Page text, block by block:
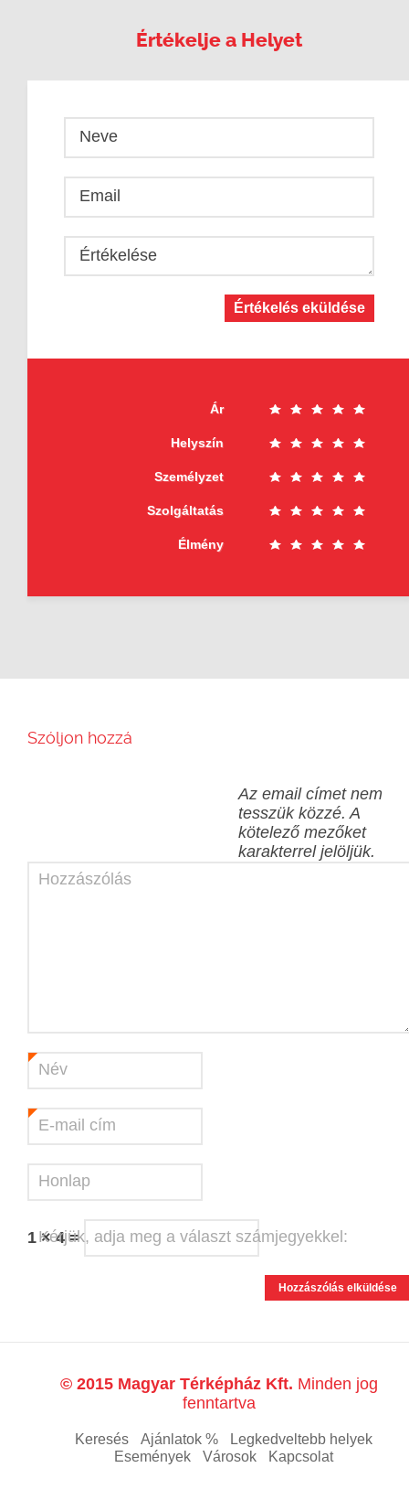
Értékelje a Helyet
Neve
Email
Értékelése
Értékelés eküldése
Ár
Helyszín
Személyzet
Szolgáltatás
Élmény
Szóljon hozzá
Az email címet nem
tesszük közzé. A
kötelező mezőket
karakterrel jelöljük.
Hozzászólás
Név
E-mail cím
Honlap
Kérjük, adja meg a választ számjegyekkel:
1 × 4 =
© 2015 Magyar Térképház Kft. Minden jog
fenntartva
Keresés Ajánlatok %
Legkedveltebb helyek
Események
Városok Kapcsolat